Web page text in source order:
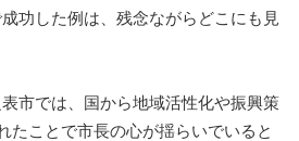
功した例は、残念ながらどこにも見
市では、国から地域活性化や振興策
たことで市長の心が揺らいでいると